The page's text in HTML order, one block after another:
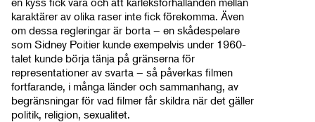
karaktärer av olika raser inte fick förekomma. Även
om dessa regleringar är borta – en skådespelare
som Sidney Poitier kunde exempelvis under 1960-
talet kunde börja tänja på gränserna för
representationer av svarta – så påverkas filmen
fortfarande, i många länder och sammanhang, av
begränsningar för vad filmer får skildra när det gäller
politik, religion, sexualitet.